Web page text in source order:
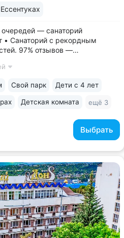
— санаторий
• Санаторий с рекордным
97% отзывов —
и бюветов минеральной
Выбрать
Свой парк Дети с 4 лет
Детская комната ещё 3